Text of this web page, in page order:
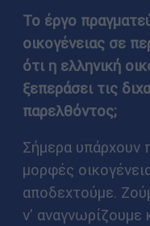
Το έργο
οικογένειας σε
ότι η ελληνική
ξεπεράσει τις
παρελθόντος;
Σήμερα υπάρχουν
μορφές
αποδεχτούμε.
ν' αναγνωρίζουμε